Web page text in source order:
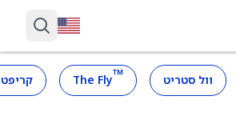
וול סטריט ™
The Fly